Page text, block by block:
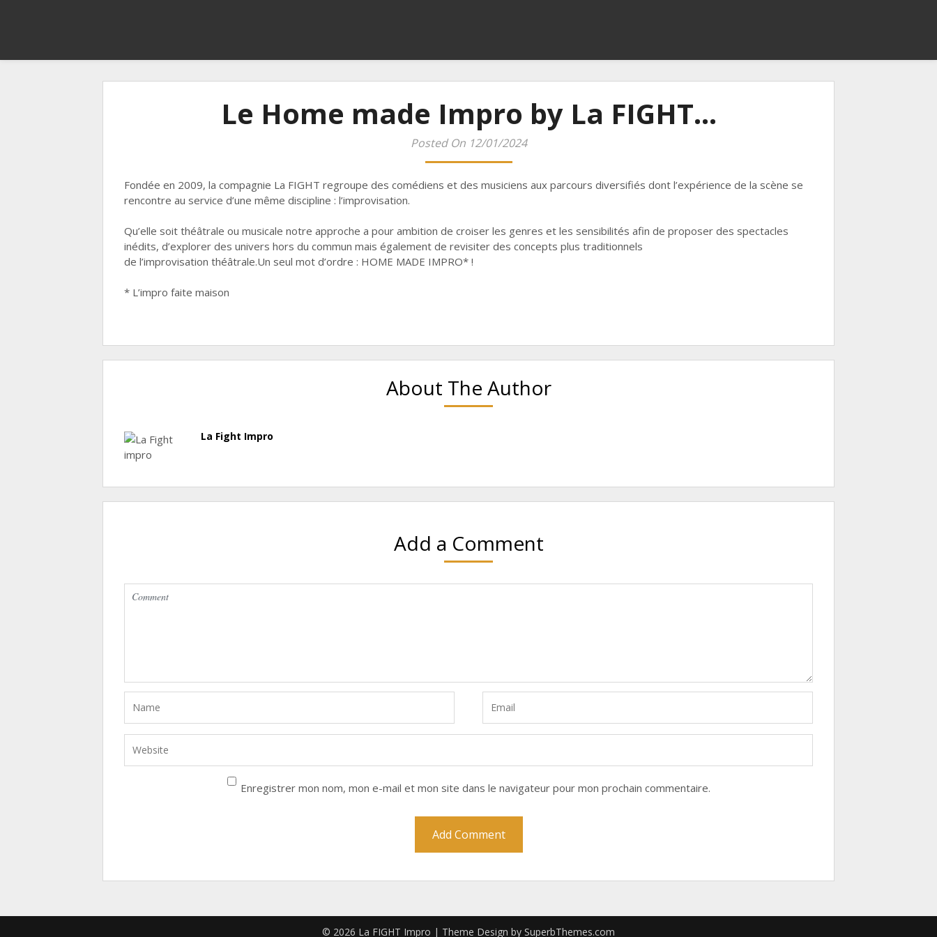
Le Home made Impro by La FIGHT…
Posted On 12/01/2024
Fondée en 2009, la compagnie La FIGHT regroupe des comédiens et des musiciens aux parcours diversifiés dont l’expérience de la scène se
rencontre au service d’une même discipline : l’improvisation.
Qu’elle soit théâtrale ou musicale notre approche a pour ambition de croiser les genres et les sensibilités afin de proposer des spectacles
inédits, d’explorer des univers hors du commun mais également de revisiter des concepts plus traditionnels
de l’improvisation théâtrale.Un seul mot d’ordre : HOME MADE IMPRO* !
* L’impro faite maison
About The Author
La Fight Impro
Add a Comment
Enregistrer mon nom, mon e-mail et mon site dans le navigateur pour mon prochain commentaire.
© 2026 La FIGHT Impro | Theme Design by SuperbThemes.com